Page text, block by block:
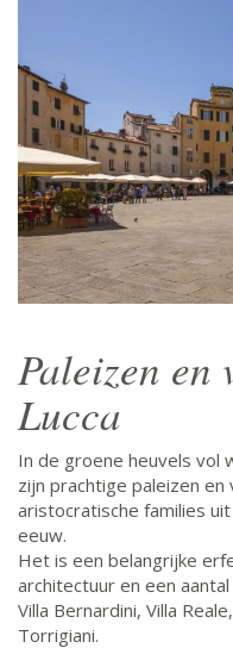
Paleizen en
Lucca
In de groene heuvels vol
zijn prachtige paleizen en
aristocratische families
eeuw.
Het is een belangrijke
architectuur en een
Villa Bernardini, Villa
Torrigiani.